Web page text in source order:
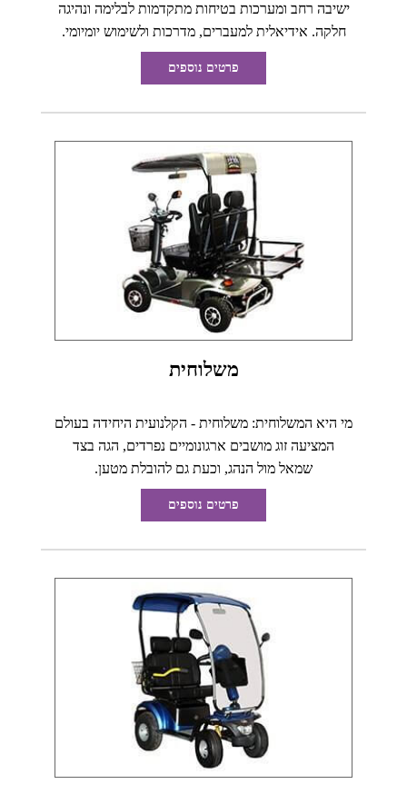
ישיבה רחב ומערכות בטיחות מתקדמות לבלימה ונהיגה
חלקה. אידיאלית למעברים, מדרכות ולשימוש יומיומי.
פרטים נוספים
משלוחית
מי היא המשלוחית: משלוחית - הקלנועית היחידה בעולם
המציעה זוג מושבים ארגונומיים נפרדים, הגה בצד
שמאל מול הנהג, וכעת גם להובלת מטען.
פרטים נוספים